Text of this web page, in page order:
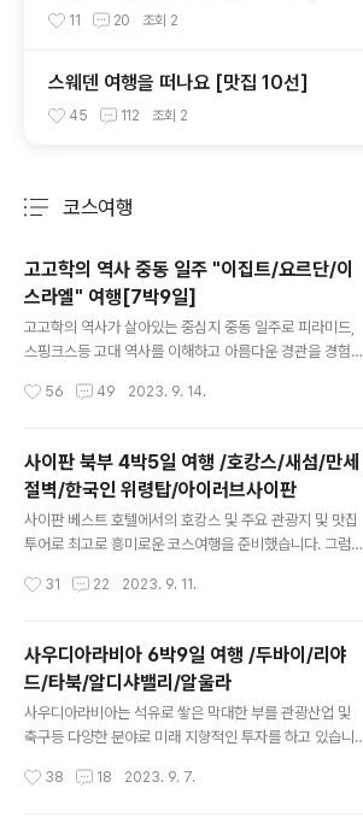
11 20 조회 2
스웨덴 여행을 떠나요 [맛집 10선]
45 112 조회 2
코스여행
고고학의 역사 중동 일주 "이집트/요르단/이
스라엘" 여행[7박9일]
고고학의 역사가 살아있는 중심지 중동 일주로 피라미드,
스핑크스등 고대 역사를 이해하고 아름다운 경관을 경험할
역사 중동 일주 "이집트/요르단/이스라엘" 여행[7박9일])
지도 맵으로 "위치와 핵심 정보"를 알고 싶으시면 아래로
방문해 주세요. 고고학의 역사 중동 일주 "이집트/요르단/
이스라엘" 여행[7박9일] ★ 항공편 출 국 : 총 소요시간 1
0시간 25분 귀 국 : 총 소요시간 09시간 25분 ★ 여행 패
키지 핵심 포인트 ① 대한항공 탑승 ② '미르넵타' 석비가
내선 항공 탑승으로 편안한 일정 ⑤ 예수님의 탄생지 베들
56 49 2023. 9. 14.
사이판 북부 4박5일 여행 /호캉스/새섬/만세
절벽/한국인 위령탑/아이러브사이판
사이판 베스트 호텔에서의 호캉스 및 주요 관광지 및 맛집
투어로 최고로 흥미로운 코스여행을 준비했습니다. 그럼
스/새섬/만세절벽/한국인 위령탑/아이러브사이판) 상세히
곳" 을 원하시면 아래로 들어오세요^^ 엄청난 양의 사진과
구글 지도맵으로 위치까지 알 수 있어요. 사이판 북부 4박
5일 여행 /호캉스/새섬/만세절벽/한국인 위령탑/아이러브
사이판 ★ 항공편☜ 출 국 : 총 소요시간 04시간 45분 귀
국 : 총 소요시간 04시간 45분 ★ 여행 패키지 핵심 포인
판 베스트셀러 '켄싱턴 호텔' ③ 전객실 오션뷰! 켄싱턴 로
31 22 2023. 9. 11.
사우디아라비아 6박9일 여행 /두바이/리야
드/타북/알디샤밸리/알울라
사우디아라비아는 석유로 쌓은 막대한 부를 관광산업 및
축구등 다양한 분야로 미래 지향적인 투자를 하고 있습니
준비했습니다. 그럼 지금부터 하나투어 패키지(사우디아라
38 18 2023. 9. 7.